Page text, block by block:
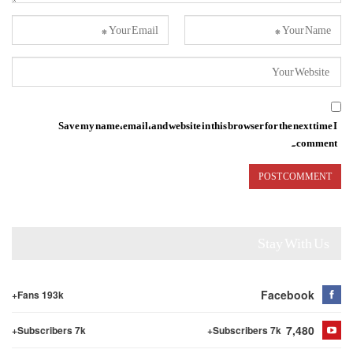
Save my name, email, and website in this browser for the next time I
comment.
Facebook
Fans 193k+
7,480
Subscribers 7k+
Subscribers 7k+